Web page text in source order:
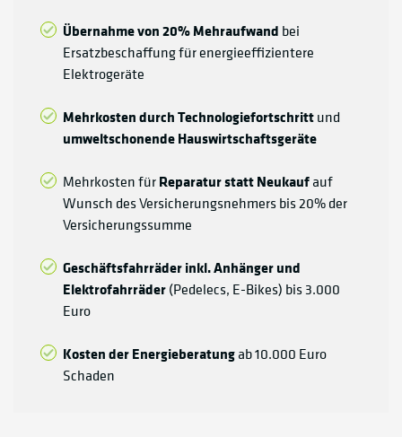
Übernahme von 20% Mehraufwand bei
Ersatzbeschaffung für energieeffizientere
Elektrogeräte
Mehrkosten durch Technologiefortschrittund
umweltschonende Hauswirtschaftsgeräte
Mehrkosten fürReparatur statt Neukaufauf
Wunsch des Versicherungsnehmers bis 20% der
Versicherungssumme
Geschäftsfahrräder inkl. Anhänger und
Elektrofahrräder(Pedelecs, E-Bikes) bis 3.000
Euro
Kosten der Energieberatungab 10.000 Euro
Schaden